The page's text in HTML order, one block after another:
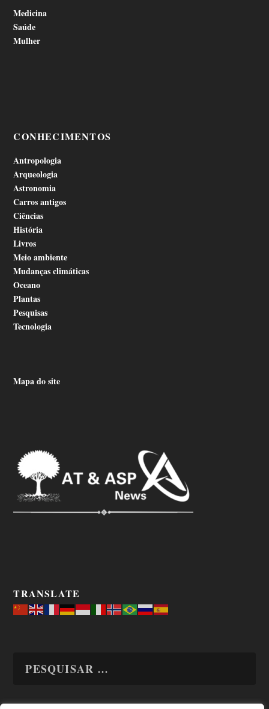
Medicina
Saúde
Mulher
CONHECIMENTOS
Antropologia
Arqueologia
Astronomia
Carros antigos
Ciências
História
Livros
Meio ambiente
Mudanças climáticas
Oceano
Plantas
Pesquisas
Tecnologia
Mapa do site
TRANSLATE